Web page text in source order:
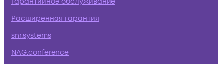
Расширенная гарантия
snr.systems
NAG.conference